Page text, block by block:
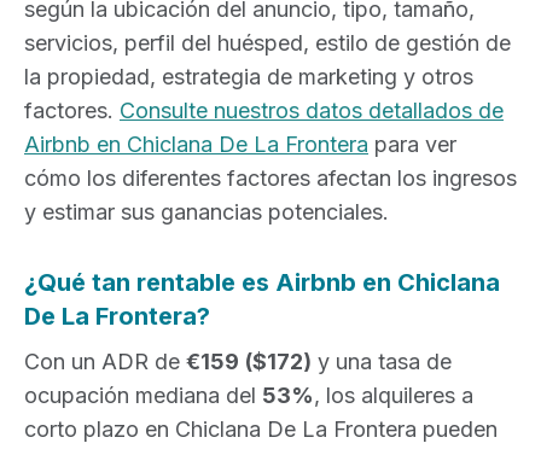
según la ubicación del anuncio, tipo, tamaño,
servicios, perfil del huésped, estilo de gestión de
la propiedad, estrategia de marketing y otros
factores. Consulte nuestros datos detallados de
Airbnb en Chiclana De La Frontera para ver
cómo los diferentes factores afectan los ingresos
y estimar sus ganancias potenciales.
¿Qué tan rentable es Airbnb en Chiclana
De La Frontera?
Con un ADR de €159 ($172) y una tasa de
ocupación mediana del 53%, los alquileres a
corto plazo en Chiclana De La Frontera pueden